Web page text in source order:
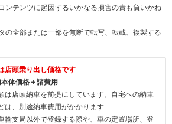
ンテンツに起因するいかなる損害の責も負いかね
の全部または一部を無断で転写、転載、複製する
店頭乗り出し価格です
体価格＋諸費用
店頭納車を前提にしています。自宅への納車
は、別途納車費用がかかります
支局以外で登録する際や、車の定置場所、登